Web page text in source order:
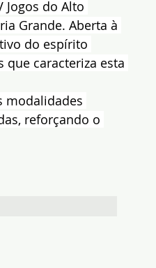
Jogos do Alto
Grande. Aberta à
do espírito
caracteriza esta
modalidades
reforçando o